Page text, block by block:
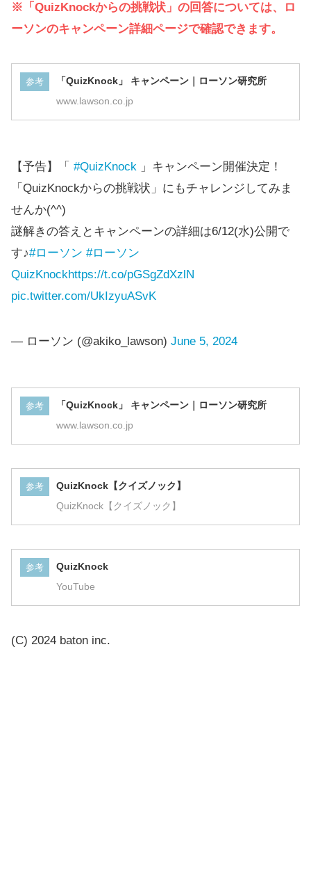
※「QuizKnockからの挑戦状」の回答については、ロ
ーソンのキャンペーン詳細ページで確認できます。
参考 「QuizKnock」 キャンペーン｜ローソン研究所
www.lawson.co.jp
【予告】「 #QuizKnock 」キャンペーン開催決定！
「QuizKnockからの挑戦状」にもチャレンジしてみま
せんか(^^)
謎解きの答えとキャンペーンの詳細は6/12(水)公開で
す♪#ローソン #ローソン
QuizKnockhttps://t.co/pGSgZdXzlN
pic.twitter.com/UkIzyuASvK
— ローソン (@akiko_lawson) June 5, 2024
参考 「QuizKnock」 キャンペーン｜ローソン研究所
www.lawson.co.jp
参考 QuizKnock【クイズノック】
QuizKnock【クイズノック】
参考 QuizKnock
YouTube
(C) 2024 baton inc.